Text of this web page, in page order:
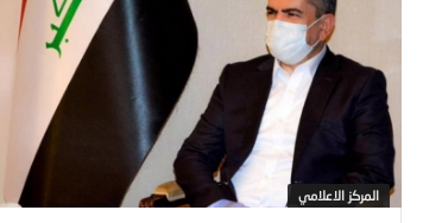
المركز الاعلامي